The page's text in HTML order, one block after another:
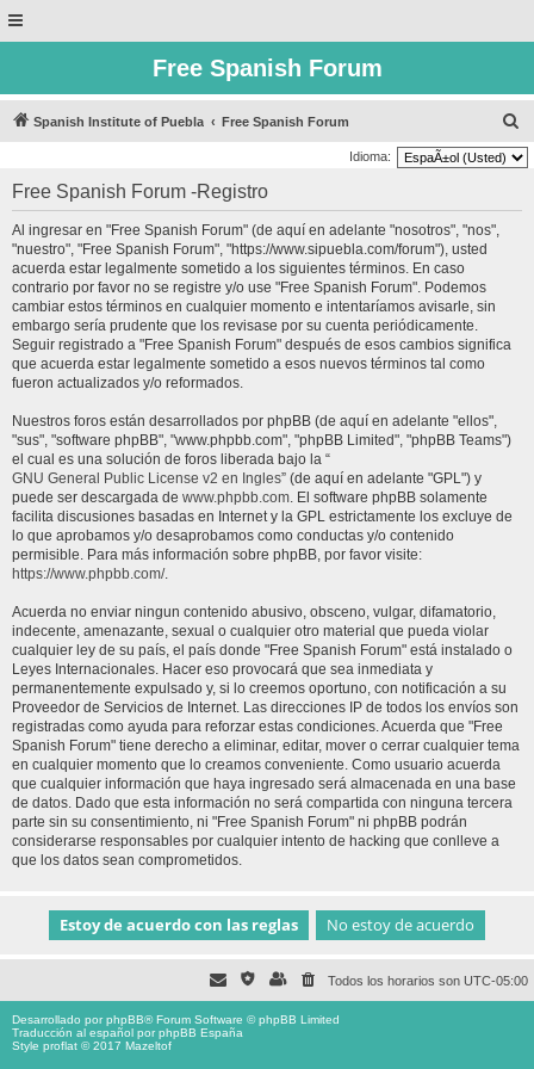
Free Spanish Forum
Spanish Institute of Puebla Free Spanish Forum
u
Idioma:
Free Spanish Forum -Registro
Al ingresar en "Free Spanish Forum" (de aquí en adelante "nosotros", "nos",
"nuestro", "Free Spanish Forum", "https://www.sipuebla.com/forum"), usted
acuerda estar legalmente sometido a los siguientes términos. En caso
contrario por favor no se registre y/o use "Free Spanish Forum". Podemos
cambiar estos términos en cualquier momento e intentaríamos avisarle, sin
embargo sería prudente que los revisase por su cuenta periódicamente.
Seguir registrado a "Free Spanish Forum" después de esos cambios significa
que acuerda estar legalmente sometido a esos nuevos términos tal como
fueron actualizados y/o reformados.
Nuestros foros están desarrollados por phpBB (de aquí en adelante "ellos",
"sus", "software phpBB", "www.phpbb.com", "phpBB Limited", "phpBB Teams")
el cual es una solución de foros liberada bajo la “
GNU General Public License v2 en Ingles” (de aquí en adelante "GPL") y
puede ser descargada de www.phpbb.com. El software phpBB solamente
facilita discusiones basadas en Internet y la GPL estrictamente los excluye de
lo que aprobamos y/o desaprobamos como conductas y/o contenido
permisible. Para más información sobre phpBB, por favor visite:
https://www.phpbb.com/.
Acuerda no enviar ningun contenido abusivo, obsceno, vulgar, difamatorio,
indecente, amenazante, sexual o cualquier otro material que pueda violar
cualquier ley de su país, el país donde "Free Spanish Forum" está instalado o
Leyes Internacionales. Hacer eso provocará que sea inmediata y
permanentemente expulsado y, si lo creemos oportuno, con notificación a su
Proveedor de Servicios de Internet. Las direcciones IP de todos los envíos son
registradas como ayuda para reforzar estas condiciones. Acuerda que "Free
Spanish Forum" tiene derecho a eliminar, editar, mover o cerrar cualquier tema
en cualquier momento que lo creamos conveniente. Como usuario acuerda
que cualquier información que haya ingresado será almacenada en una base
de datos. Dado que esta información no será compartida con ninguna tercera
parte sin su consentimiento, ni "Free Spanish Forum" ni phpBB podrán
considerarse responsables por cualquier intento de hacking que conlleve a
que los datos sean comprometidos.
Todos los horarios son UTC-05:00
Desarrollado porphpBB® Forum Software © phpBB Limited
Traducción al español porphpBB España
Style proflat © 2017 Mazeltof